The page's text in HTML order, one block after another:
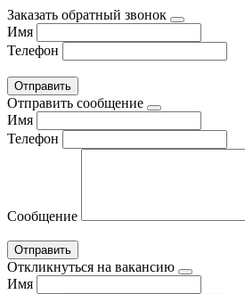
Заказать обратный звонок
Имя
Телефон
Отправить сообщение
Имя
Телефон
Сообщение
Откликнуться на вакансию
Имя